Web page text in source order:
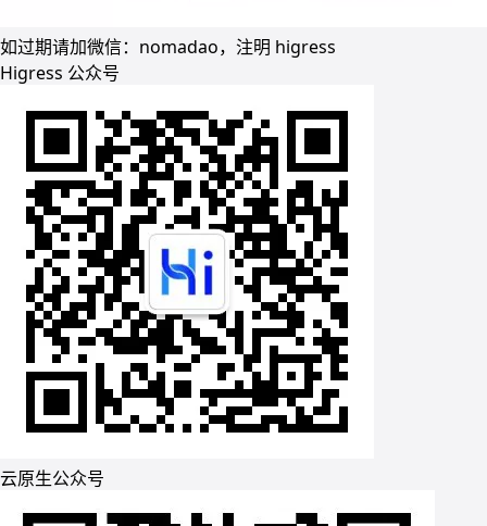
如过期请加微信：nomadao，注明 higress
Higress 公众号
云原生公众号